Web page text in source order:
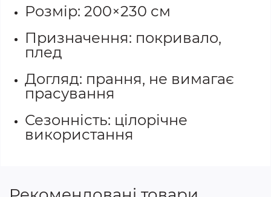
Розмір: 200×230 см
Призначення: покривало,
плед
Догляд: прання, не вимагає
прасування
Сезонність: цілорічне
використання